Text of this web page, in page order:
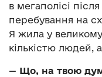
в мегаполісі
перебування на
Я жила у
кількістю людей,
— Що, на твою